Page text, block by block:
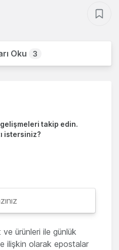
Oku 3
takip edin.
istersiniz?
ürünleri ile günlük
ilişkin olarak epostalar